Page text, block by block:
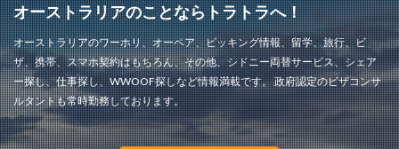
オーストラリアのことならトラトラへ！
オーストラリアのワーホリ、オーペア、ピッキング情報、留学、旅行、ビ
ザ、携帯、スマホ契約はもちろん、その他、シドニー両替サービス、シェア
ー探し、仕事探し、WWOOF探しなど情報満載です。 政府認定のビザコンサ
ルタントも常時勤務しております。